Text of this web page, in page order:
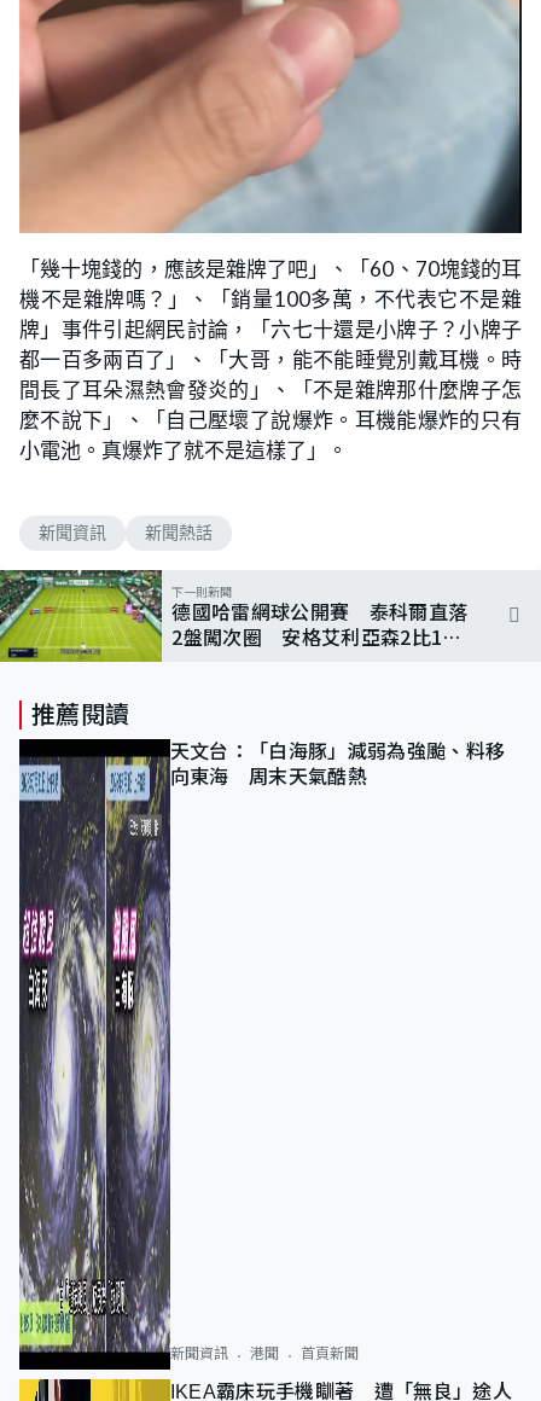
「幾十塊錢的，應該是雜牌了吧」、「60、70塊錢的耳
機不是雜牌嗎？」、「銷量100多萬，不代表它不是雜
牌」事件引起網民討論，「六七十還是小牌子？小牌子
都一百多兩百了」、「大哥，能不能睡覺別戴耳機。時
間長了耳朵濕熱會發炎的」、「不是雜牌那什麼牌子怎
麼不說下」、「自己壓壞了說爆炸。耳機能爆炸的只有
小電池。真爆炸了就不是這樣了」。
新聞資訊 新聞熱話
下一則新聞
德國哈雷網球公開賽 泰科爾直落
2盤闖次圈 安格艾利亞森2比1勝
推薦閱讀
天文台：「白海豚」減弱為強颱、料移
向東海 周末天氣酷熱
新聞資訊 港聞 首頁新聞
IKEA霸床玩手機瞓著 遭「無良」途人